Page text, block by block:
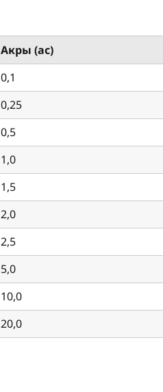
Акры (ac)
0,1
0,25
0,5
1,0
1,5
2,0
2,5
5,0
10,0
20,0